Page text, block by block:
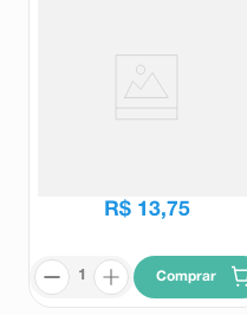
Sabonete em Barra Perfumado
R$ 13,75
Comprar